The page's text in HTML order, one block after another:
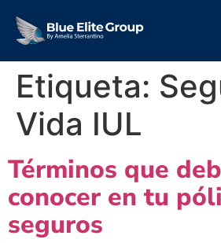
Etiqueta:
Vida IUL
Términos que
conocer en tu
seguros